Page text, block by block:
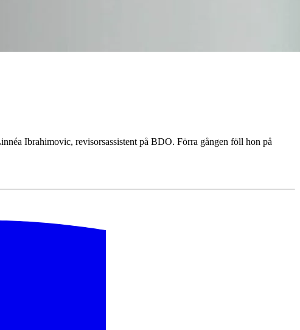
Ibrahimovic, revisorsassistent på BDO. Förra gången föll hon på